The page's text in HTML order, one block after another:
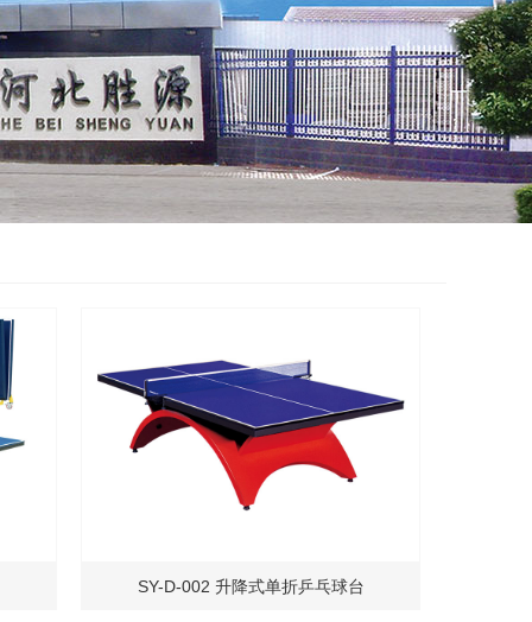
SY-D-002 升降式单折乒乓球台